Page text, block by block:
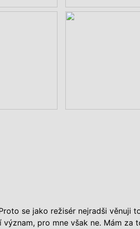
se jako režisér nejradši věnuji
pro mne však ne. Mám za